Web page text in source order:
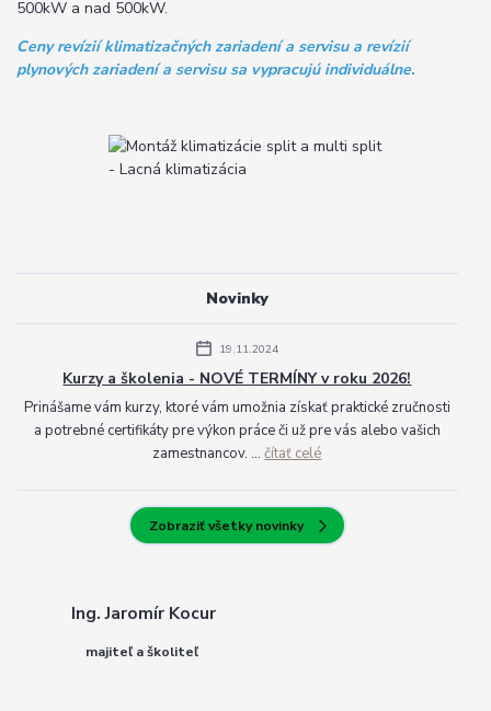
500kW a nad 500kW.
Ceny revízií klimatizačných zariadení a servisu a revízií
plynových zariadení a servisu sa vypracujú individuálne.
Novinky
19.11.2024
Kurzy a školenia - NOVÉ TERMÍNY v roku 2026!
Prinášame vám kurzy, ktoré vám umožnia získať praktické zručnosti
a potrebné certifikáty pre výkon práce či už pre vás alebo vašich
zamestnancov. ...čítať celé
Zobraziť všetky novinky
Ing. Jaromír Kocur
majiteľ a školiteľ